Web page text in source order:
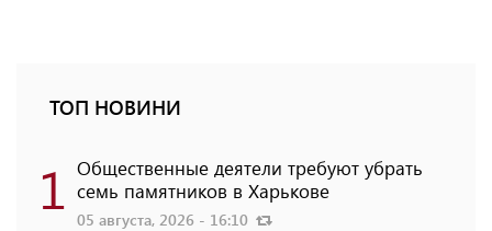
ТОП НОВИНИ
1 Общественные деятели требуют убрать
семь памятников в Харькове
05 августа, 2026 - 16:10